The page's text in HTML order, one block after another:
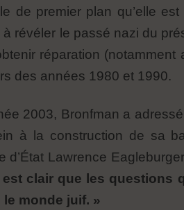
de premier plan qu’elle
révéler le passé nazi du
réparation
des années 1980 et 1990.
2003, Bronfman a
à la construction de sa
d’État Lawrence
est clair que les questions
le monde juif. »